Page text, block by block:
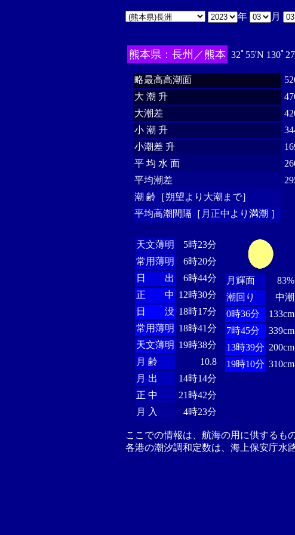
年 月
熊本県：長州／熊本 32ﾟ55'N 130ﾟ
略最高高潮面
大 潮 升
大潮差
小 潮 升
小潮差 升
平 均 水 面
平均潮差
潮 齢［朔望より大潮まで］
平均高潮間隔［月正中より満潮 ］
天文薄明
5時23分
常用薄明
6時20分
日 出
6時44分
正 中 12時30分
日 没 18時17分
常用薄明 18時41分
天文薄明 19時38分
月 齢
10.8
月 出
14時14分
正 中
21時42分
月 入
4時23分
月輝面
83%
潮回り
中潮
0時36分
133cm
7時45分
339cm
13時39分 200cm
19時10分 310cm
ここでの情報は、航海の用に供するも
各港の潮汐調和定数は、海上保安庁水